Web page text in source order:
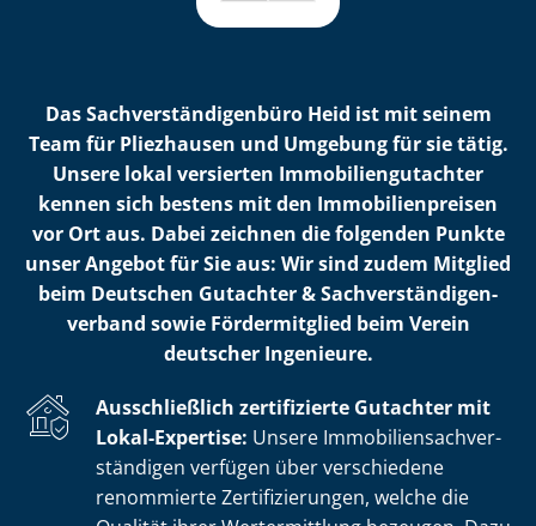
Das Sach­ver­stän­di­gen­bü­ro Heid ist mit seinem
Team für Pliezhausen und Umgebung für sie tätig.
Unsere lokal versierten Im­mo­bi­li­en­gut­ach­ter
kennen sich bestens mit den Im­mo­bi­li­en­prei­sen
vor Ort aus. Dabei zeichnen die folgenden Punkte
unser Angebot für Sie aus: Wir sind zudem Mitglied
beim Deutschen Gutachter & Sach­ver­stän­di­gen­
ver­band sowie Fördermitglied beim Verein
deutscher Ingenieure.
Ausschließlich zertifizierte Gutachter mit
Lokal-Expertise: Unsere Im­mo­bi­li­en­sach­ver­
stän­di­gen verfügen über verschiedene
renommierte Zer­ti­fi­zie­run­gen, welche die